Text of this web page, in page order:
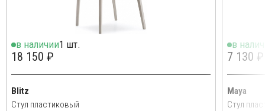
в наличии1 шт.
18 150 ₽
Blitz
Стул пластиковый
в
7 130 ₽
Maya
Стул